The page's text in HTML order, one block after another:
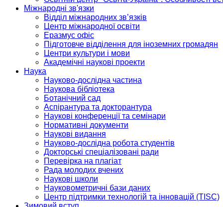
Міжнародні зв'язки
Відділ міжнародних зв’язків
Центр міжнародної освіти
Еразмус офіс
Підготовче відділення для іноземних громадян
Центри культури і мови
Академічні наукові проекти
Наука
Науково-дослідна частина
Наукова бібліотека
Ботанічний сад
Аспірантура та докторантура
Наукові конференції та семінари
Нормативні документи
Наукові видання
Науково-дослідна робота студентів
Докторські спеціалізовані ради
Перевірка на плагіат
Рада молодих вчених
Наукові школи
Науковометричні бази даних
Центр підтримки технологій та інновацій (TISC)